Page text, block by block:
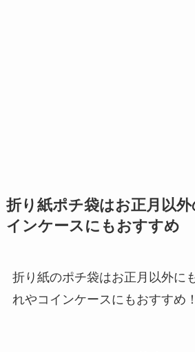
折り紙ポチ袋はお正月以
インケースにもおすすめ
折り紙のポチ袋はお正月以外に
れやコインケースにもおすすめ